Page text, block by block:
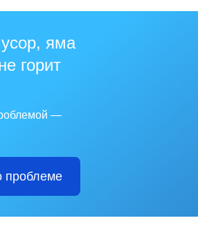
яма
горит
—
проблеме